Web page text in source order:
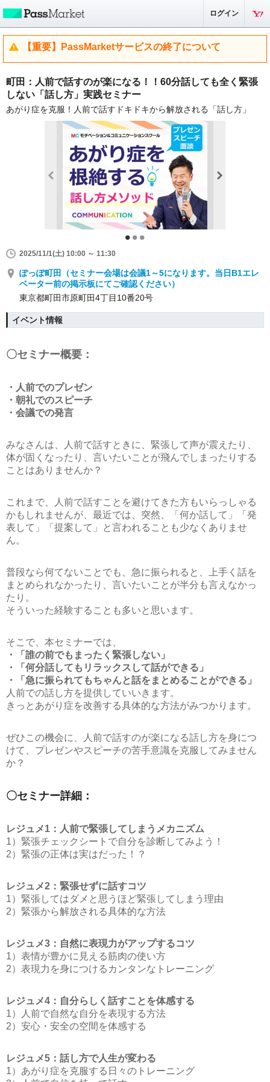
ログイン
【重要】PassMarketサービスの終了について
町田：人前で話すのが楽になる！！60分話しても全く緊張
しない「話し方」実践セミナー
あがり症を克服！人前で話すドキドキから解放される「話し方」
2025/11/1(土) 10:00 ～ 11:30
ぽっぽ町田（セミナー会場は会議1～5になります。当日B1エレ
ベーター前の掲示板にてご確認ください）
東京都町田市原町田4丁目10番20号
イベント情報
〇セミナー概要：
・人前でのプレゼン
・朝礼でのスピーチ
・会議での発言
みなさんは、人前で話すときに、緊張して声が震えたり、
体が固くなったり、言いたいことが飛んでしまったりする
ことはありませんか？
これまで、人前で話すことを避けてきた方もいらっしゃる
かもしれませんが、最近では、突然、「何か話して」「発
表して」「提案して」と言われることも少なくありませ
ん。
普段なら何てないことでも、急に振られると、上手く話を
まとめられなかったり、言いたいことが半分も言えなかっ
たり。
そういった経験することも多いと思います。
そこで、本セミナーでは、
・「誰の前でもまったく緊張しない」
・「何分話してもリラックスして話ができる」
・「急に振られてもちゃんと話をまとめることができる」
人前での話し方を提供していいきます。
きっとあがり症を改善する具体的な方法がみつかります。
ぜひこの機会に、人前で話すのが楽になる話し方を身につ
けて、プレゼンやスピーチの苦手意識を克服してみません
か？
〇セミナー詳細：
レジュメ1：人前で緊張してしまうメカニズム
1）緊張チェックシートで自分を診断してみよう！
2）緊張の正体は実はだった！？
レジュメ2：緊張せずに話すコツ
1）緊張してはダメと思うほど緊張してしまう理由
2）緊張から解放される具体的な方法
レジュメ3：自然に表現力がアップするコツ
1）表情が豊かに見える筋肉の使い方
2）表現力を身につけるカンタンなトレーニング
レジュメ4：自分らしく話すことを体感する
1）人前で自然な自分を表現する方法
2）安心・安全の空間を体感する
レジュメ5：話し方で人生が変わる
1）あがり症を克服する日々のトレーニング